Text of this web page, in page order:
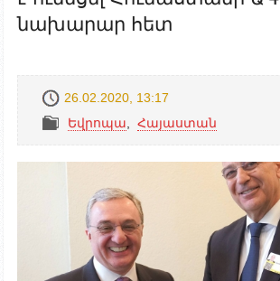
նախարար հետ
26.02.2020, 13:17
Եվրոպա
Հայաստան